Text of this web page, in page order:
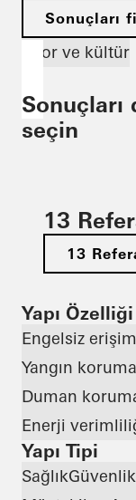
Sonuçları
Spor ve kültür
seçin
13
13
Yapı Özelliği
Engelsiz erişim
Yangın
Duman
Enerji
Yapı Tipi
Sağlık